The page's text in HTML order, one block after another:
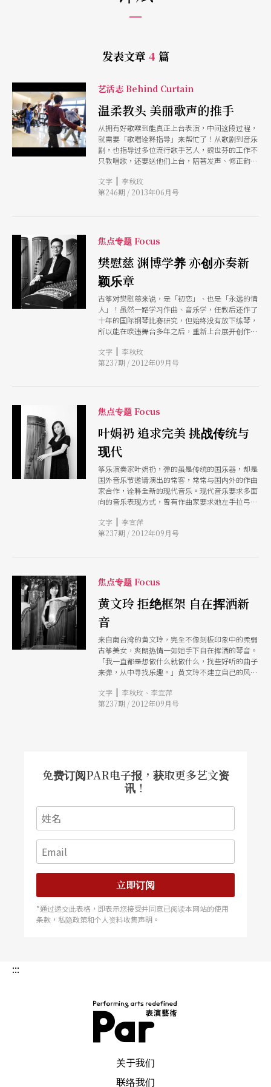
发表文章 4 篇
艺活志 Behind Curtain
温柔教头 美丽歌声的推手
从拥有好歌喉到能真正上台表演，中间这段过程，
就需要「歌唱诠释指导」来帮忙了！从歌剧到音乐
剧，也指导过多位流行歌手艺人，魏世芬的工作不
只教唱歌，还要送他们上台，陪著发声、修正韵
魏世芬从歌手外显的问题看进内心症结，再慢慢解
开。她从不认为自己有「教」这回事，而是了解对
文字 | 李秋玫
第246期 / 2013年06月号
焦点专题 Focus
樊慰慈 渊博学养 亦创亦奏新
颖乐章
古筝对樊慰慈来说，是「初恋」、也是「永远的情
人」！虽然一路学习作曲、音乐学，任教后还作了
十年的国际钢琴比赛研究，但始终没有放下练琴，
所以能在暌违舞台多年之后，重新上台展开创作与
文化的养分与色彩，不但用了不同的指法，最重要
的是他的「现代音乐」听来一点也不晦涩。
文字 | 李秋玫
第237期 / 2012年09月号
焦点专题 Focus
叶娟礽 追求完美 挑战传统与
现代
筝乐演奏家叶娟礽，弹的虽是传统的国乐器，却是
国外音乐节邀请演出的常客，常常与国内外的作曲
家合作，诠释全新的现代音乐。现代音乐要求多面
向的音乐表现方式，曾有作曲家要求她左手拉弓、
家们本身并不见得了解古筝这个乐器，单凭印象觉
得「或许可以做这样的尝试」，由于勇敢尝试，让
文字 | 李宜萍
第237期 / 2012年09月号
焦点专题 Focus
黄文玲 拒绝框架 自在挥洒新
音
来自南台湾的黄文玲，完全不像刻板印象中的柔弱
古筝美女，爽朗热情一如她手下自在挥洒的琴音。
「我一直都是想做什么就做什么，找些好听的曲子
来弹，从中寻找乐趣。」黄文玲不建立自己的风
从心里的表演欲望就又隐约地骚动她的心：「我就
是爱挑战！」
文字 | 李秋玫、李宜萍
第237期 / 2012年09月号
免费订阅PAR电子报，获取更多艺文资
讯！
立即订阅
*通过递交此表格，即表示您接受并同意已阅读本网站的使用
条款，私隐政策和个人资料收集声明。
:::
关于我们
联络我们